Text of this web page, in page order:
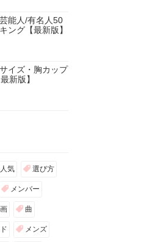
能人/有名人50
ング【最新版】
イズ・胸カップ
新版】
人気 選び方
メンバー
曲
メンズ